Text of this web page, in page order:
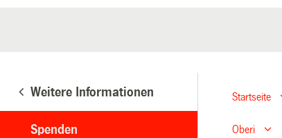
Weitere Informationen
Spenden
Startseite
Oberi